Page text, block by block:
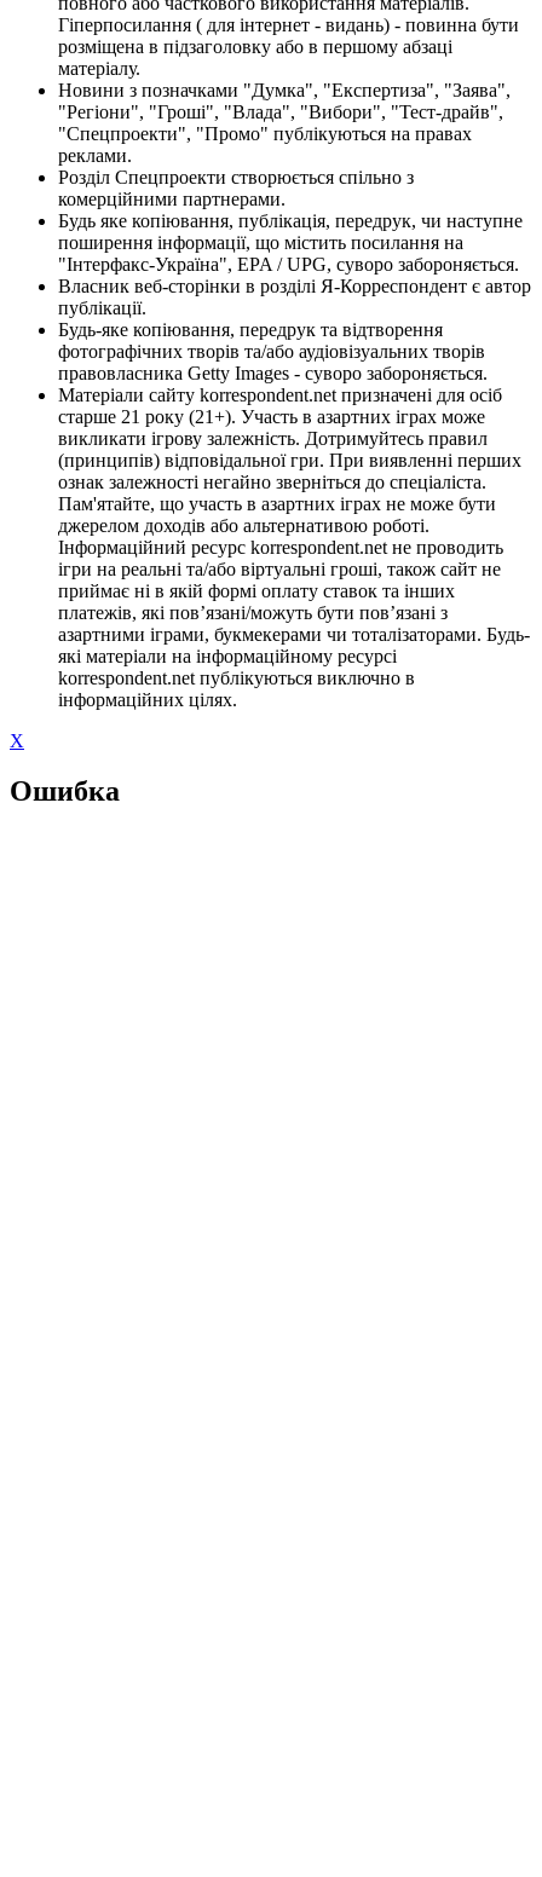
Гіперпосилання ( для інтернет - видань) - повинна бути
розміщена в підзаголовку або в першому абзаці
матеріалу.
Новини з позначками "Думка", "Експертиза", "Заява",
"Регіони", "Гроші", "Влада", "Вибори", "Тест-драйв",
"Спецпроекти", "Промо" публікуються на правах
реклами.
Розділ Спецпроекти створюється спільно з
комерційними партнерами.
Будь яке копіювання, публікація, передрук, чи наступне
поширення інформації, що містить посилання на
"Інтерфакс-Україна", EPA / UPG, суворо забороняється.
Власник веб-сторінки в розділі Я-Корреспондент є автор
публікації.
Будь-яке копіювання, передрук та відтворення
фотографічних творів та/або аудіовізуальних творів
правовласника Getty Images - суворо забороняється.
Матеріали сайту korrespondent.net призначені для осіб
старше 21 року (21+). Участь в азартних іграх може
викликати ігрову залежність. Дотримуйтесь правил
(принципів) відповідальної гри. При виявленні перших
ознак залежності негайно зверніться до спеціаліста.
Пам'ятайте, що участь в азартних іграх не може бути
джерелом доходів або альтернативою роботі.
Інформаційний ресурс korrespondent.net не проводить
ігри на реальні та/або віртуальні гроші, також сайт не
приймає ні в якій формі оплату ставок та інших
платежів, які пов’язані/можуть бути пов’язані з
азартними іграми, букмекерами чи тоталізаторами. Будь-
які матеріали на інформаційному ресурсі
korrespondent.net публікуються виключно в
інформаційних цілях.
X
Ошибка